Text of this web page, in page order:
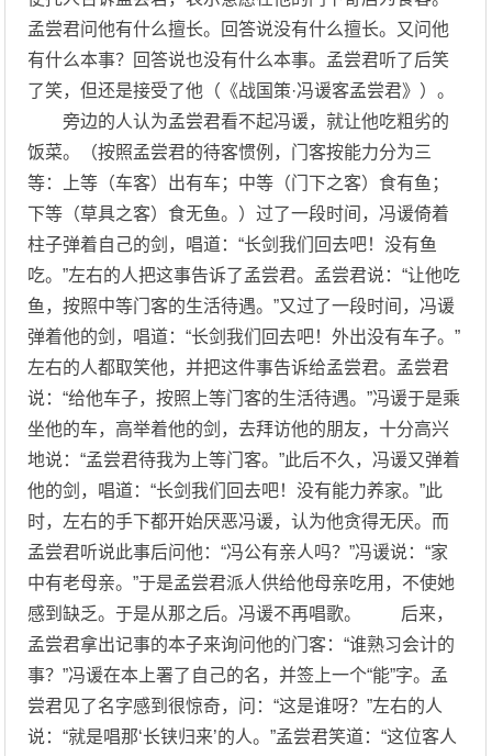
孟尝君问他有什么擅长。回答说没有什么擅长。又问他
有什么本事？回答说也没有什么本事。孟尝君听了后笑
了笑，但还是接受了他（《战国策·冯谖客孟尝君》）。
旁边的人认为孟尝君看不起冯谖，就让他吃粗劣的
饭菜。（按照孟尝君的待客惯例，门客按能力分为三
等：上等（车客）出有车；中等（门下之客）食有鱼；
下等（草具之客）食无鱼。）过了一段时间，冯谖倚着
柱子弹着自己的剑，唱道：“长剑我们回去吧！没有鱼
吃。”左右的人把这事告诉了孟尝君。孟尝君说：“让他吃
鱼，按照中等门客的生活待遇。”又过了一段时间，冯谖
弹着他的剑，唱道：“长剑我们回去吧！外出没有车子。”
左右的人都取笑他，并把这件事告诉给孟尝君。孟尝君
说：“给他车子，按照上等门客的生活待遇。”冯谖于是乘
坐他的车，高举着他的剑，去拜访他的朋友，十分高兴
地说：“孟尝君待我为上等门客。”此后不久，冯谖又弹着
他的剑，唱道：“长剑我们回去吧！没有能力养家。”此
时，左右的手下都开始厌恶冯谖，认为他贪得无厌。而
孟尝君听说此事后问他：“冯公有亲人吗？”冯谖说：“家
中有老母亲。”于是孟尝君派人供给他母亲吃用，不使她
感到缺乏。于是从那之后。冯谖不再唱歌。 后来，
孟尝君拿出记事的本子来询问他的门客：“谁熟习会计的
事？”冯谖在本上署了自己的名，并签上一个“能”字。孟
尝君见了名字感到很惊奇，问：“这是谁呀？”左右的人
说：“就是唱那‘长铗归来’的人。”孟尝君笑道：“这位客人